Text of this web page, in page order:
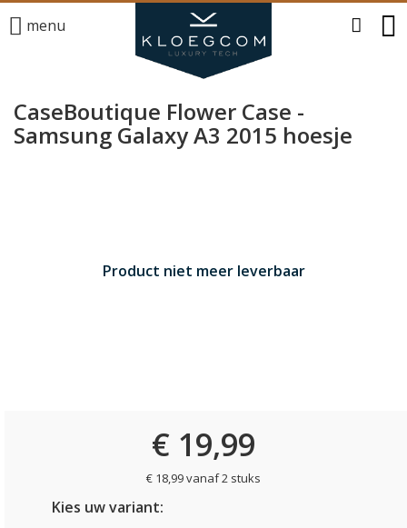
menu
CaseBoutique Flower Case -
Samsung Galaxy A3 2015 hoesje
Product niet meer leverbaar
€ 19,99
€ 18,99 vanaf 2 stuks
Kies uw variant: